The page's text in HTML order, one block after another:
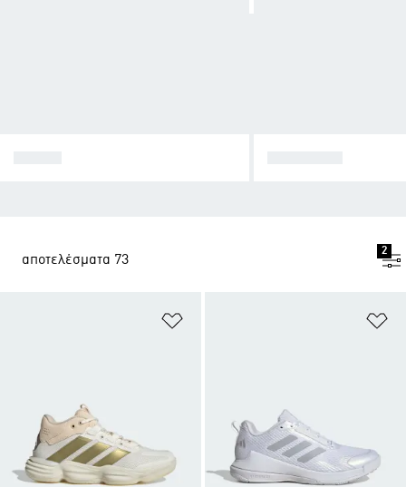
αποτελέσματα 73
2
Προσθήκη στη Λίστα Επιθυμιών